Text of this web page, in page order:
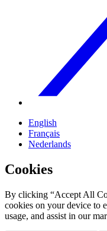
English
Français
Nederlands
Cookies
By clicking “Accept All
cookies on your device to
usage, and assist in our